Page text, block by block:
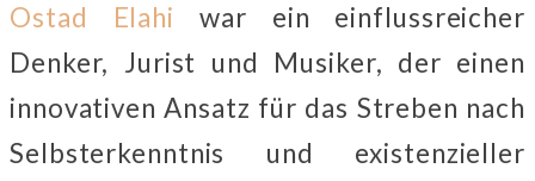
Ostad Elahi war ein einflussreicher
Denker, Jurist und Musiker, der einen
innovativen Ansatz für das Streben nach
Selbsterkenntnis und existenzieller